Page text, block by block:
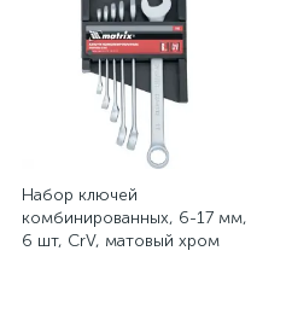
Набор ключей
комбинированных, 6-17 мм,
6 шт, CrV, матовый хром